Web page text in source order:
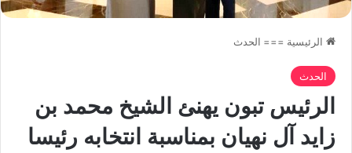
الرئيسية === الحدث
الحدث
الرئيس تبون يهنئ الشيخ محمد بن
زايد آل نهيان بمناسبة انتخابه رئيسا